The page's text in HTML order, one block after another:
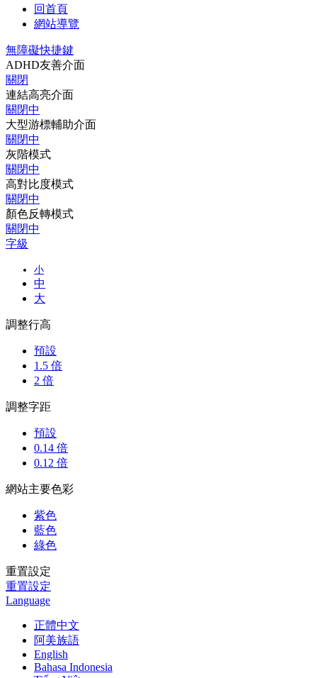
回首頁
網站導覽
無障礙快捷鍵
ADHD友善介面
關閉
連結高亮介面
關閉中
大型游標輔助介面
關閉中
灰階模式
關閉中
高對比度模式
關閉中
顏色反轉模式
關閉中
字級
小
中
大
調整行高
預設
1.5 倍
2 倍
調整字距
預設
0.14 倍
0.12 倍
網站主要色彩
紫色
藍色
綠色
重置設定
重置設定
Language
正體中文
阿美族語
English
Bahasa Indonesia